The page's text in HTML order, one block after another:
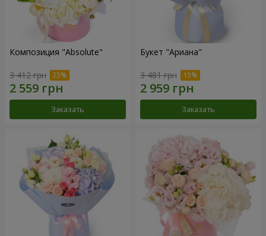
Композиция "Absolute"
3 412 грн
Заказать
Букет "Ариана"
3 481 грн
Заказать